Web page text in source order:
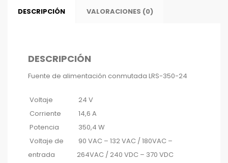
DESCRIPCIÓN VALORACIONES (0)
DESCRIPCIÓN
Fuente de alimentación conmutada LRS-350-24
Voltaje
24 V
Corriente
14,6 A
Potencia
350,4 W
Voltaje de
entrada
90 VAC – 132 VAC / 180VAC –
264VAC / 240 VDC – 370 VDC